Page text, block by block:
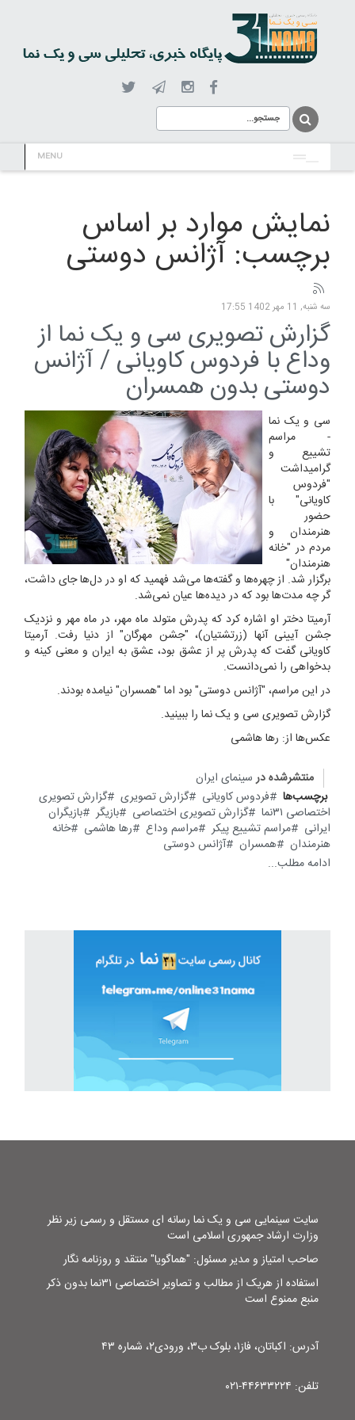
MENU
نمایش موارد بر اساس
برچسب: آژانس دوستی
سه شنبه, 11 مهر 1402 17:55
گزارش تصویری سی و یک نما از
وداع با فردوس کاویانی / آژانس
دوستی بدون همسران
سی و یک نما
- مراسم
تشییع و
گرامیداشت
"فردوس
کاویانی" با
حضور
هنرمندان و
مردم در "خانه
هنرمندان"
برگزار شد. از چهره‌ها و گفته‌ها می‌شد فهمید که او در دل‌ها جای داشت،
گر چه مدت‌ها بود که در دیده‌ها عیان نمی‌شد.
آرمیتا دختر او اشاره کرد که پدرش متولد ماه مهر، در ماه مهر و نزدیک
جشن آیینی آنها (زرتشتیان)، "جشن مهرگان" از دنیا رفت. آرمیتا
کاویانی گفت که پدرش پر از عشق بود، عشق به ایران و معنی کینه و
بدخواهی را نمی‌دانست.
در این مراسم، "آژانس دوستی" بود اما "همسران" نیامده بودند.
گزارش تصویری سی و یک نما را ببینید.
عکس‌ها از: رها هاشمی
منتشرشده در سینمای ایران
برچسب‌ها
فردوس کاویانی گزارش تصویری
گزارش تصویری
اختصاصی ۳۱نما
گزارش تصویری اختصاصی بازیگر
بازیگران
ایرانی
مراسم تشییع پیکر مراسم وداع رها هاشمی
خانه
هنرمندان
همسران
آژانس دوستی
ادامه مطلب...
سایت سینمایی سی و یک نما رسانه ای مستقل و رسمی زیر نظر
وزارت ارشاد جمهوری اسلامی است
صاحب امتیاز و مدیر مسئول: "هماگویا" منتقد و روزنامه نگار
استفاده از هریک از مطالب و تصاویر اختصاصی ۳۱نما بدون ذکر
منبع ممنوع است
آدرس: اکباتان، فاز۱، بلوک ب۳، ورودی۲، شماره ۴۳
تلفن: ۴۴۶۳۳۲۲۴-۰۲۱